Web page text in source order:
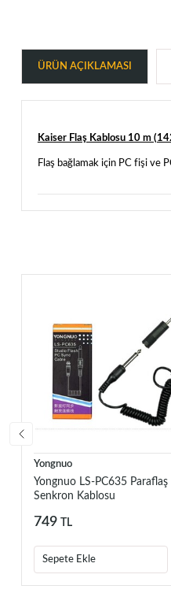
ÜRÜN AÇIKLAMASI
Kaiser Flaş Kablosu 10 m
Flaş bağlamak için PC fişi ve
Yongnuo
Yongnuo LS-PC635 Paraflaş
Senkron Kablosu
749 TL
Sepete Ekle